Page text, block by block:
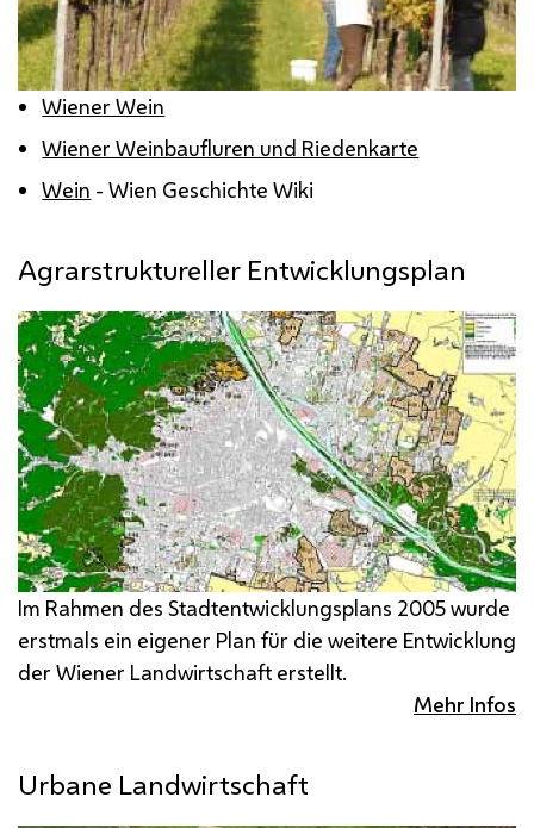
Wiener Wein
Wiener Weinbaufluren und Riedenkarte
Wein - Wien Geschichte Wiki
Agrarstruktureller Entwicklungsplan
Im Rahmen des Stadtentwicklungsplans 2005 wurde
erstmals ein eigener Plan für die weitere Entwicklung
der Wiener Landwirtschaft erstellt.
Mehr Infos
Urbane Landwirtschaft